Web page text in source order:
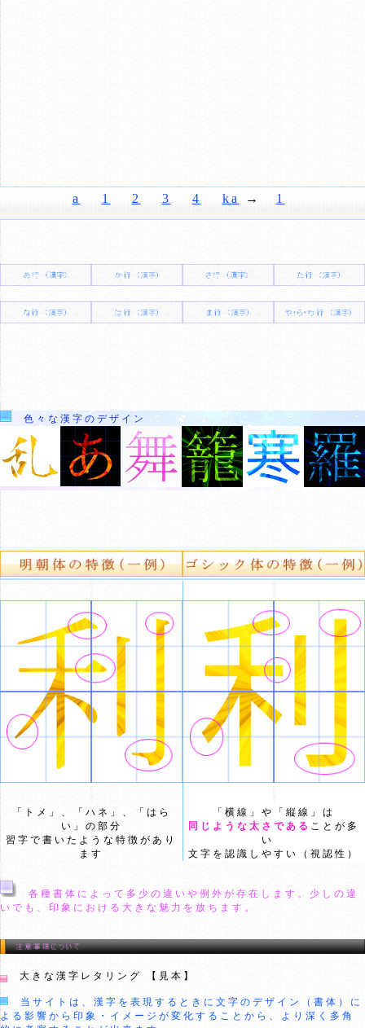
a 1 2 3 4 ka → 1
色々な漢字のデザイン
「トメ」、「ハネ」、「はら
い」の部分
習字で書いたような特徴があり
ます
「横線」や「縦線」は
同じような太さである ことが多
い
文字を認識しやすい（視認性）
各種書体によって多少の違いや例外が存在します。少しの違
いでも、印象における大きな魅力を放ちます。
大きな漢字レタリング 【見本】
当サイトは、漢字を表現するときに文字のデザイン（書体）に
よる影響から印象・イメージが変化することから、より深く多角